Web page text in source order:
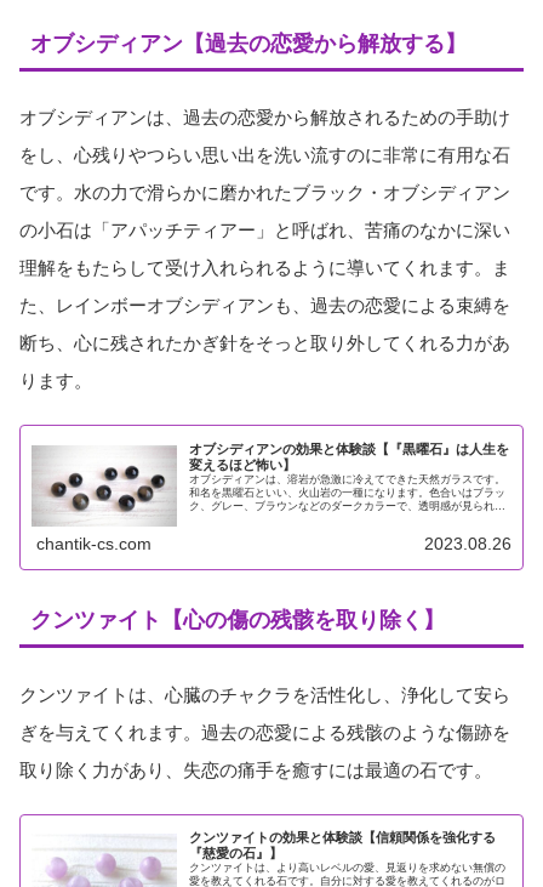
オブシディアン【過去の恋愛から解放する】
オブシディアンは、過去の恋愛から解放されるための手助け
をし、心残りやつらい思い出を洗い流すのに非常に有用な石
です。水の力で滑らかに磨かれたブラック・オブシディアン
の小石は「アパッチティアー」と呼ばれ、苦痛のなかに深い
理解をもたらして受け入れられるように導いてくれます。ま
た、レインボーオブシディアンも、過去の恋愛による束縛を
断ち、心に残されたかぎ針をそっと取り外してくれる力があ
ります。
オブシディアンの効果と体験談【『黒曜石』は人生を
変えるほど怖い】
オブシディアンは、溶岩が急激に冷えてできた天然ガラスです。
和名を黒曜石といい、火山岩の一種になります。色合いはブラッ
ク、グレー、ブラウンなどのダークカラーで、透明感が見られる
chantik-cs.com 2023.08.26
クンツァイト【心の傷の残骸を取り除く】
クンツァイトは、心臓のチャクラを活性化し、浄化して安ら
ぎを与えてくれます。過去の恋愛による残骸のような傷跡を
取り除く力があり、失恋の痛手を癒すには最適の石です。
クンツァイトの効果と体験談【信頼関係を強化する
『慈愛の石』】
クンツァイトは、より高いレベルの愛、見返りを求めない無償の
愛を教えてくれる石です。自分に対する愛を教えてくれるのがロ